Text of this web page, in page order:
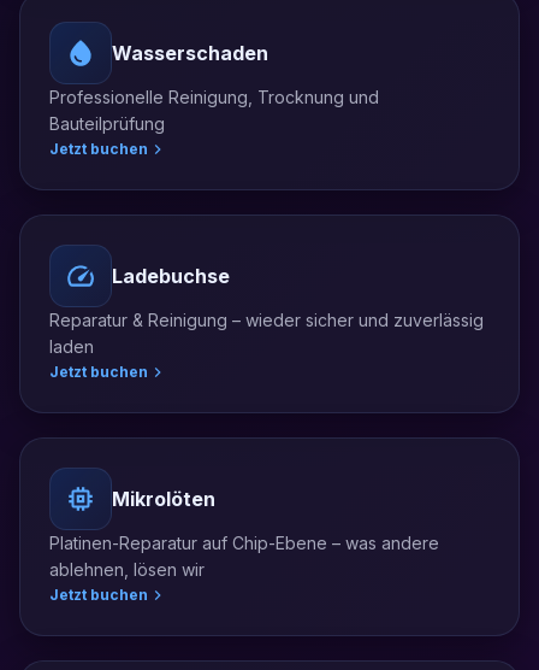
Wasserschaden
Professionelle Reinigung, Trocknung und
Bauteilprüfung
Jetzt buchen
Ladebuchse
Reparatur & Reinigung – wieder sicher und zuverlässig
laden
Jetzt buchen
Mikrolöten
Platinen-Reparatur auf Chip-Ebene – was andere
ablehnen, lösen wir
Jetzt buchen